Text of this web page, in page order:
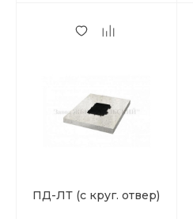
ПД-ЛТ (с круг. отвер)